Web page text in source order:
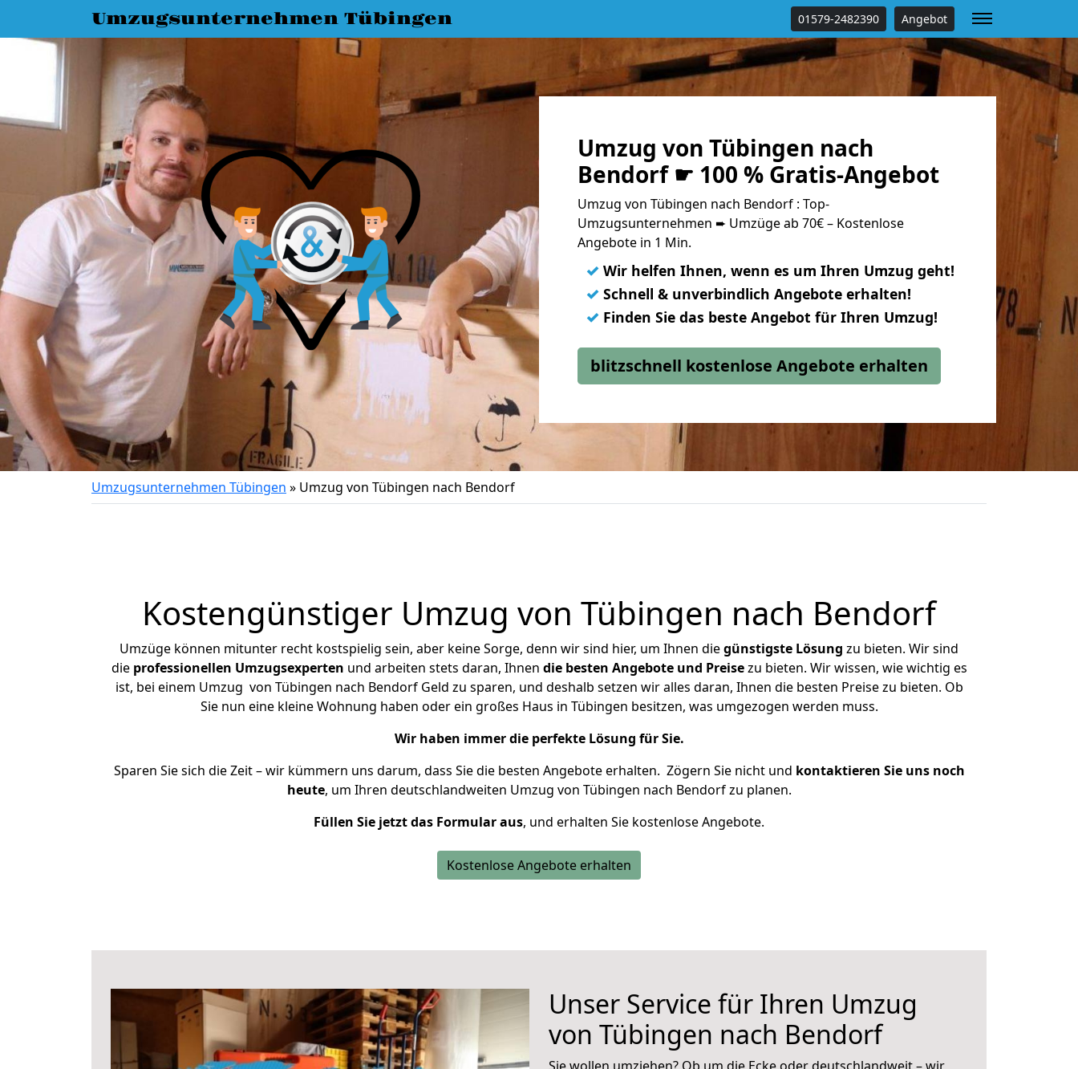
Umzugsunternehmen Tübingen 01579-2482390 Angebot
Umzug von Tübingen nach
Bendorf ☛ 100 % Gratis-Angebot
Umzug von Tübingen nach Bendorf : Top-
Umzugsunternehmen ➨ Umzüge ab 70€ – Kostenlose
Angebote in 1 Min.
✓ Wir helfen Ihnen, wenn es um Ihren Umzug geht!
✓ Schnell & unverbindlich Angebote erhalten!
✓ Finden Sie das beste Angebot für Ihren Umzug!
blitzschnell kostenlose Angebote erhalten
Umzugsunternehmen Tübingen » Umzug von Tübingen nach Bendorf
Kostengünstiger Umzug von Tübingen nach Bendorf
Umzüge können mitunter recht kostspielig sein, aber keine Sorge, denn wir sind hier, um Ihnen diegünstigste Lösung zu bieten. Wir sind
die professionellen Umzugsexperten und arbeiten stets daran, Ihnen die besten Angebote und Preisezu bieten. Wir wissen, wie wichtig es
ist, bei einem Umzug von Tübingen nach Bendorf Geld zu sparen, und deshalb setzen wir alles daran, Ihnen die besten Preise zu bieten. Ob
Sie nun eine kleine Wohnung haben oder ein großes Haus in Tübingen besitzen, was umgezogen werden muss.
Wir haben immer die perfekte Lösung für Sie.
Sparen Sie sich die Zeit – wir kümmern uns darum, dass Sie die besten Angebote erhalten. Zögern Sie nicht und kontaktieren Sie uns noch
heute, um Ihren deutschlandweiten Umzug von Tübingen nach Bendorf zu planen.
Füllen Sie jetzt das Formular aus, und erhalten Sie kostenlose Angebote.
Kostenlose Angebote erhalten
Unser Service für Ihren Umzug
von Tübingen nach Bendorf